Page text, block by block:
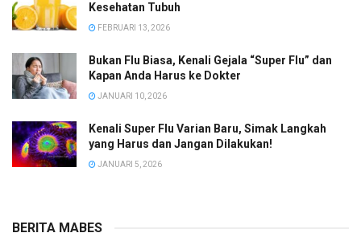
Kesehatan Tubuh
FEBRUARI 13, 2026
Bukan Flu Biasa, Kenali Gejala “Super Flu” dan
Kapan Anda Harus ke Dokter
JANUARI 10, 2026
Kenali Super Flu Varian Baru, Simak Langkah
yang Harus dan Jangan Dilakukan!
JANUARI 5, 2026
BERITA MABES